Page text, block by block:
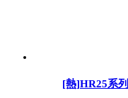
[熱]HR25系